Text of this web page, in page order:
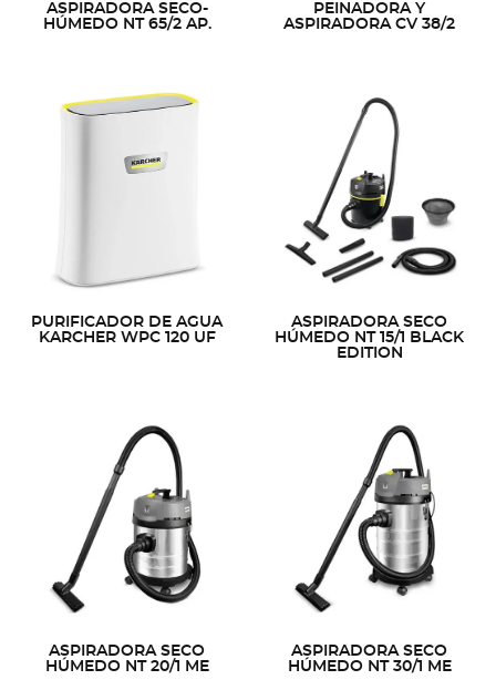
ASPIRADORA SECO-
HÚMEDO NT 65/2 AP.
PEINADORA Y
ASPIRADORA CV 38/2
PURIFICADOR DE AGUA
KARCHER WPC 120 UF
ASPIRADORA SECO
HÚMEDO NT 15/1 BLACK
EDITION
ASPIRADORA SECO
HÚMEDO NT 20/1 ME
ASPIRADORA SECO
HÚMEDO NT 30/1 ME